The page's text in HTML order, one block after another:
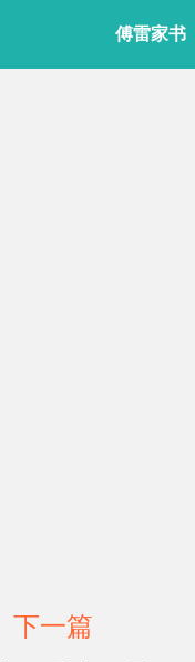
傅雷家书
下一篇